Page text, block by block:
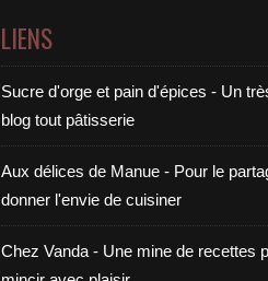
LIENS
Sucre d'orge et pain d'épices - Un
blog tout pâtisserie
Aux délices de Manue - Pour le
donner l'envie de cuisiner
Chez Vanda - Une mine de recettes